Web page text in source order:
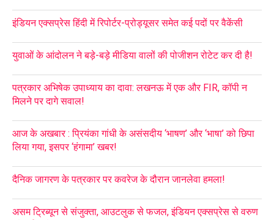
इंडियन एक्सप्रेस हिंदी में रिपोर्टर-प्रोड्यूसर समेत कई पदों पर वैकेंसी
युवाओं के आंदोलन ने बड़े-बड़े मीडिया वालों की पोजीशन रोटेट कर दी है!
पत्रकार अभिषेक उपाध्याय का दावा: लखनऊ में एक और FIR, कॉपी न
मिलने पर दागे सवाल!
आज के अखबार : प्रियंका गांधी के असंसदीय ‘भाषण’ और ‘भाषा’ को छिपा
लिया गया, इसपर ‘हंगामा’ खबर!
दैनिक जागरण के पत्रकार पर कवरेज के दौरान जानलेवा हमला!
असम ट्रिब्यून से संजुक्ता, आउटलुक से फजल, इंडियन एक्सप्रेस से वरुण